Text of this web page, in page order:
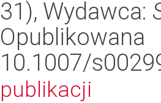
31), Wydawca:
Opublikowana
10.1007/
publikacji